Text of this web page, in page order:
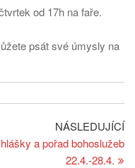
od 17h na faře.
psát své úmysly na
NÁSLEDUJÍCÍ
a pořad bohoslužeb
22.4.-28.4.